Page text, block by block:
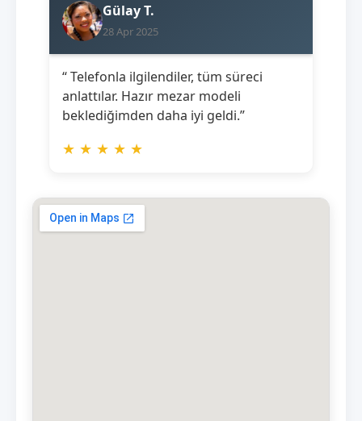
Gülay T.
28 Apr 2025
“ Telefonla ilgilendiler, tüm süreci
anlattılar. Hazır mezar modeli
beklediğimden daha iyi geldi.”
★ ★ ★ ★ ★